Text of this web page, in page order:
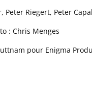
Peter Riegert, Peter
: Chris Menges
pour Enigma